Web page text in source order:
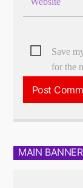
Save
for the
MAIN BANNER